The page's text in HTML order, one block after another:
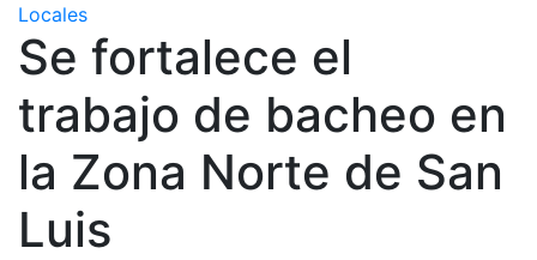
Locales
Se fortalece el
trabajo de bacheo en
la Zona Norte de San
Luis